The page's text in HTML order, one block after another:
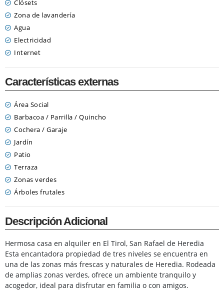
Clósets
Zona de lavandería
Agua
Electricidad
Internet
Características externas
Área Social
Barbacoa / Parrilla / Quincho
Cochera / Garaje
Jardín
Patio
Terraza
Zonas verdes
Árboles frutales
Descripción Adicional
Hermosa casa en alquiler en El Tirol, San Rafael de Heredia
Esta encantadora propiedad de tres niveles se encuentra en
una de las zonas más frescas y naturales de Heredia. Rodeada
de amplias zonas verdes, ofrece un ambiente tranquilo y
acogedor, ideal para disfrutar en familia o con amigos.